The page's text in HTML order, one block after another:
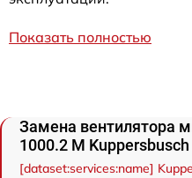
Показать полностью
Замена вентилятора
1000.2 M Kuppersbusch
[dataset:services:name]